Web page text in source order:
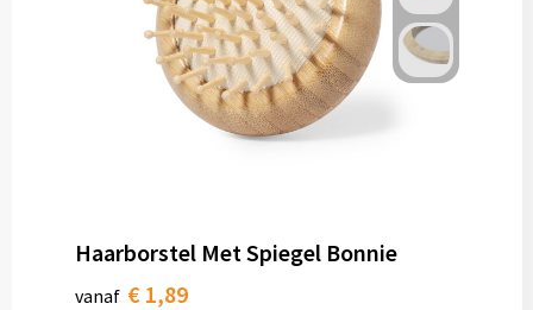
Haarborstel Met Spiegel Bonnie
vanaf € 1,89